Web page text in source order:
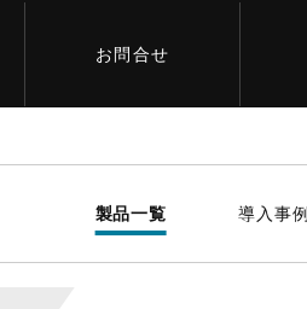
お問合せ
製品一覧 導入事例